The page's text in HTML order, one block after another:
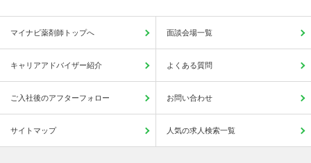
マイナビ薬剤師トップへ 面談会場一覧
キャリアアドバイザー紹介 よくある質問
ご入社後のアフターフォロー お問い合わせ
サイトマップ 人気の求人検索一覧